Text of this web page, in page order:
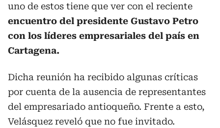
uno de estos tiene que ver con el reciente
encuentro del presidente Gustavo Petro
con los líderes empresariales del país en
Cartagena.
Dicha reunión ha recibido algunas críticas
por cuenta de la ausencia de representantes
del empresariado antioqueño. Frente a esto,
Velásquez reveló que no fue invitado.